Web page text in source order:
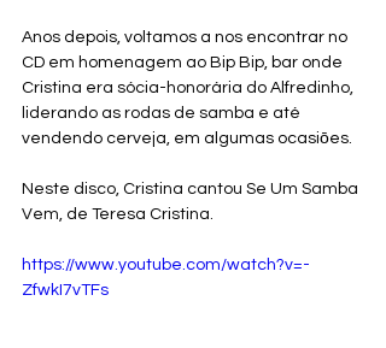
Anos depois, voltamos a nos encontrar no
CD em homenagem ao Bip Bip, bar onde
Cristina era sócia-honorária do Alfredinho,
liderando as rodas de samba e até
vendendo cerveja, em algumas ocasiōes.
Neste disco, Cristina cantou Se Um Samba
Vem, de Teresa Cristina.
https://www.youtube.com/watch?v=-
ZfwkI7vTFs